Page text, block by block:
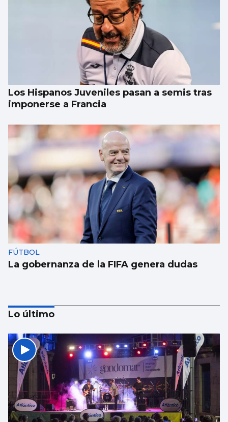
Los Hispanos Juveniles pasan a semis tras
imponerse a Francia
FÚTBOL
La gobernanza de la FIFA genera dudas
Taparse la boca, amarilla
Lo último